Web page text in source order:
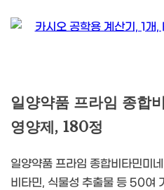
일양약품 프라임 종합
영양제, 180정
일양약품 프라임 종합비타민미
비타민, 식물성 추출물 등 50여